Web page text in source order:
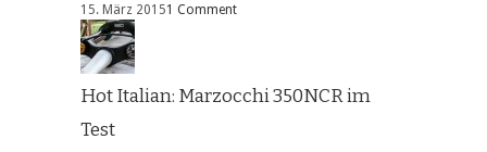
15. März 20151 Comment
Hot Italian: Marzocchi 350NCR im
Test